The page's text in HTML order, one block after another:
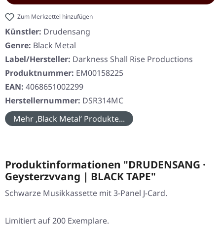
Zum Merkzettel hinzufügen
Künstler: Drudensang
Genre: Black Metal
Label/Hersteller: Darkness Shall Rise Productions
Produktnummer: EM00158225
EAN: 4068651002299
Herstellernummer: DSR314MC
Mehr ‚Black Metal‘ Produkte...
Produktinformationen "DRUDENSANG ·
Geysterzvvang | BLACK TAPE"
Schwarze Musikkassette mit 3-Panel J-Card.
Limitiert auf 200 Exemplare.